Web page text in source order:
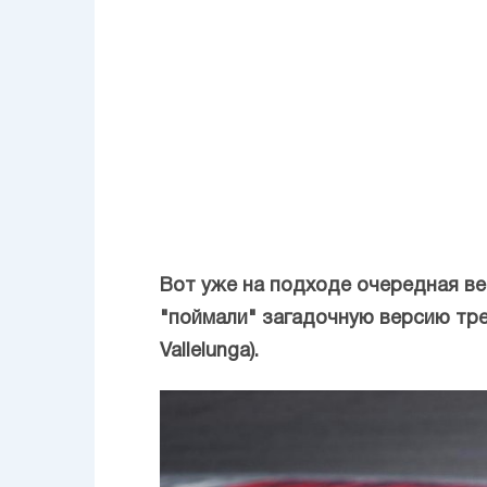
Вот уже на подходе очередная
"поймали" загадочную версию
Vallelunga).